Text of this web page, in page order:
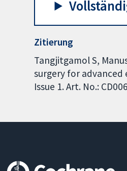
Zitierung
Tangjitgamol S,
surgery for advanced
Issue 1. Art. No.: